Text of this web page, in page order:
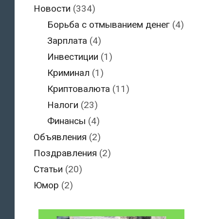
Новости (334)
Борьба с отмыванием денег (4)
Зарплата (4)
Инвестиции (1)
Криминал (1)
Криптовалюта (11)
Налоги (23)
Финансы (4)
Объявления (2)
Поздравления (2)
Статьи (20)
Юмор (2)